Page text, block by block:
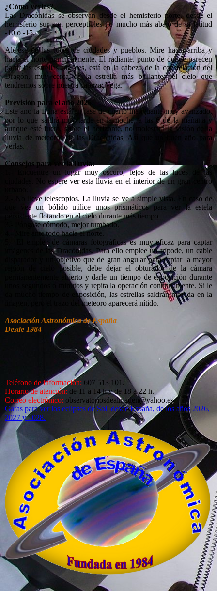
¿Cómo verlas?
Las Dracónidas se observan desde el hemisferio norte, desde el
hemisferio sur son perceptibles no mucho más abajo de la latitud
-10 o -15.
Aléjese de las luces de ciudades y pueblos. Mire hacia arriba y
hacia el norte principalmente. El radiante, punto de donde parecen
partir las estrellas fugaces, está en la cabeza de la constelación del
Dragón, muy cerca de la estrella más brillante del cielo que
tendremos sobre nuestra cabeza: Vega.
Previsión para el año 2026
Este año la Luna está en fase de cuarto menguante muy avanzado,
por lo que saldrá muy tarde en la noche, a las 6 de la mañana y
aunque esté fuera, sobre el horizonte, no molestará la visión de la
lluvia de meteoros de las Dracónidas, Así que un buen año para
verlas.
Consejos para ver la lluvia:
1.- Encuentre un lugar muy oscuro, lejos de las luces de las
ciudades. No espere ver esta lluvia en el interior de un gran centro
2.- No lleve telescopios. La lluvia se ve a simple vista. En caso de
que vea un bólido utilice unos prismáticos para ver la estela
persistente flotando en el cielo durante más tiempo.
3.- Póngase cómodo, mejor tumbado.
4.- Mire ante todo hacia el norte.
5.- El empleo de cámaras fotográficas es muy eficaz para captar
imágenes de las Dracónidas. Para ello emplee un trípode, un cable
disparador y un objetivo que de gran angular para captar la mayor
región de cielo posible, debe dejar el obturador de la cámara
permanentemente abierto y darle un tiempo de exposición durante
unos segundos o minutos y repita la operación continuamente. Si le
da mucho tiempo de exposición, las estrellas saldrán movida en la
imagen, pero el trazo del meteoro aparecerá nítido.
Asociación Astronómica de España
Desde 1984
Teléfono de información: 607 513 101.
Horario de atención: de 11 a 14 h y de 18 a 22 h.
Correo electrónico: observatoriosdealmaden@yahoo.es
Gafas para ver los eclipses de Sol, desde España, de los años 2026,
2027 y 2028.